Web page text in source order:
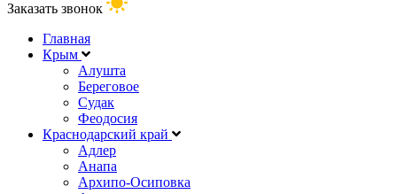
Заказать звонок
Главная
Крым
Алушта
Береговое
Судак
Феодосия
Краснодарский край
Адлер
Анапа
Архипо-Осиповка